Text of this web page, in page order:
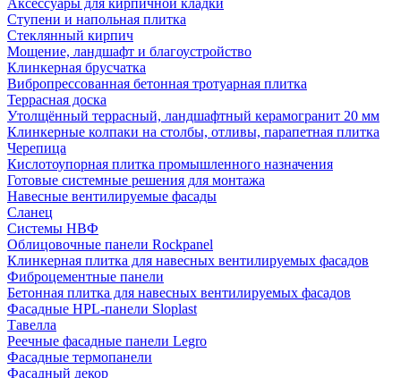
Аксессуары для кирпичной кладки
Ступени и напольная плитка
Cтеклянный кирпич
Мощение, ландшафт и благоустройство
Клинкерная брусчатка
Вибропрессованная бетонная тротуарная плитка
Террасная доска
Утолщённый террасный, ландшафтный керамогранит 20 мм
Клинкерные колпаки на столбы, отливы, парапетная плитка
Черепица
Кислотоупорная плитка промышленного назначения
Готовые системные решения для монтажа
Навесные вентилируемые фасады
Сланец
Системы НВФ
Облицовочные панели Rockpanel
Клинкерная плитка для навесных вентилируемых фасадов
Фиброцементные панели
Бетонная плитка для навесных вентилируемых фасадов
Фасадные HPL-панели Sloplast
Тавелла
Реечные фасадные панели Legro
Фасадные термопанели
Фасадный декор